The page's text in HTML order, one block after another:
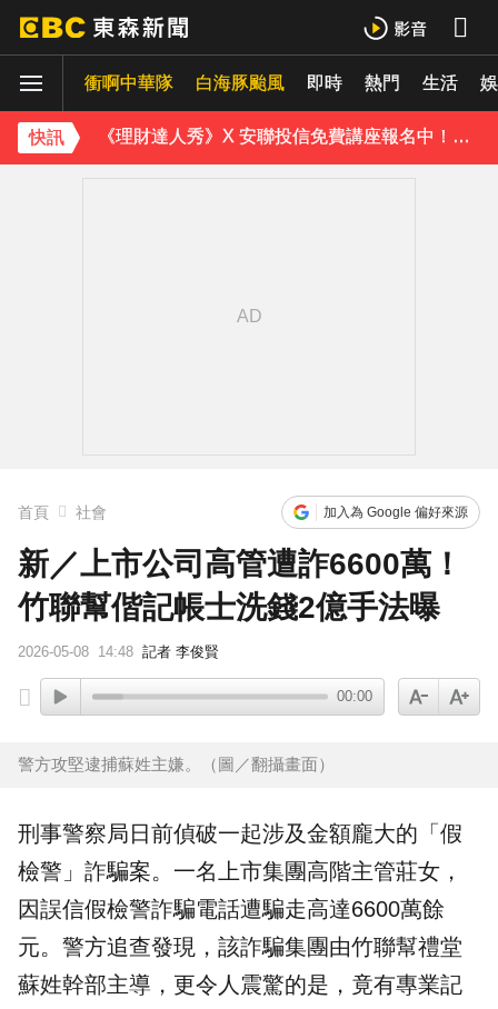
衝啊中華隊 白海豚颱風 即時 熱門 生活
快訊
下載東森App，隨時掌握天下大小事！
《理財達人秀》X 安聯投信免費講座報名中！搶先卡位 2027
首頁 社會 加入為 Google 偏好來源
新／上市公司高管遭詐6600萬！
竹聯幫偕記帳士洗錢2億手法曝
2026-05-08 14:48 記者 李俊賢
00:00
警方攻堅逮捕蘇姓主嫌。（圖／翻攝畫面）
刑事警察局日前偵破一起涉及金額龐大的「假
檢警」 詐騙案。一名上市集團高階主管莊女，
因誤信假檢警詐騙電話遭騙走高達6600萬餘
元。警方追查發現，該詐騙集團由竹聯幫禮堂
蘇姓幹部主導，更令人震驚的是，竟有專業記